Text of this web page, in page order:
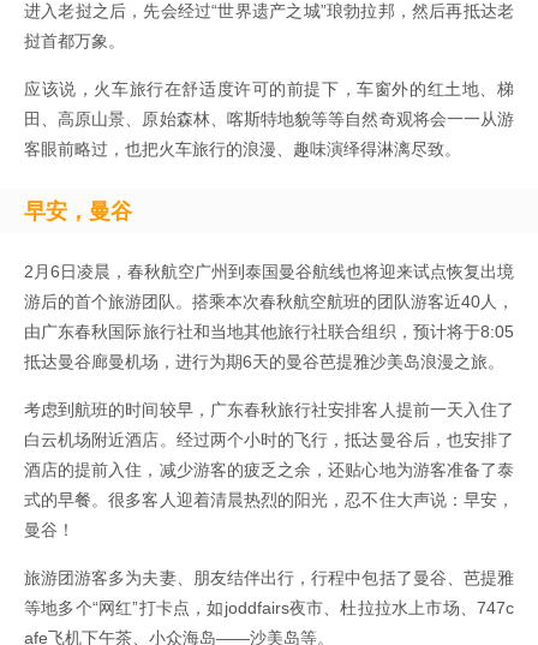
进入老挝之后，先会经过“世界遗产之城”琅勃拉邦，然后再抵达老
挝首都万象。
应该说，火车旅行在舒适度许可的前提下，车窗外的红土地、梯
田、高原山景、原始森林、喀斯特地貌等等自然奇观将会一一从游
客眼前略过，也把火车旅行的浪漫、趣味演绎得淋漓尽致。
早安，曼谷
2月6日凌晨，春秋航空广州到泰国曼谷航线也将迎来试点恢复出境
游后的首个旅游团队。搭乘本次春秋航空航班的团队游客近40人，
由广东春秋国际旅行社和当地其他旅行社联合组织，预计将于8:05
抵达曼谷廊曼机场，进行为期6天的曼谷芭提雅沙美岛浪漫之旅。
考虑到航班的时间较早，广东春秋旅行社安排客人提前一天入住了
白云机场附近酒店。经过两个小时的飞行，抵达曼谷后，也安排了
酒店的提前入住，减少游客的疲乏之余，还贴心地为游客准备了泰
式的早餐。很多客人迎着清晨热烈的阳光，忍不住大声说：早安，
曼谷！
旅游团游客多为夫妻、朋友结伴出行，行程中包括了曼谷、芭提雅
等地多个“网红”打卡点，如joddfairs夜市、杜拉拉水上市场、747c
afe飞机下午茶、小众海岛——沙美岛等。